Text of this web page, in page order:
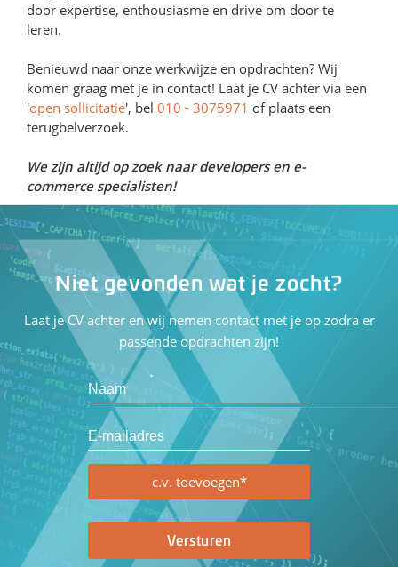
door expertise, enthousiasme en drive om door te
leren.
Benieuwd naar onze werkwijze en opdrachten? Wij
komen graag met je in contact! Laat je CV achter via een
'open sollicitatie', bel 010 - 3075971 of plaats een
terugbelverzoek.
We zijn altijd op zoek naar developers en e-
commerce specialisten!
Niet gevonden wat je zocht?
Laat je CV achter en wij nemen contact met je op zodra er
passende opdrachten zijn!
c.v. toevoegen*